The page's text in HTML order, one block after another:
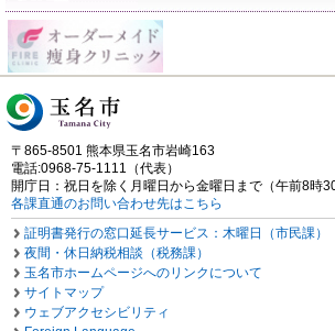
〒865-8501 熊本県玉名市岩崎163
電話:0968-75-1111（代表）
開庁日：祝日を除く月曜日から金曜日まで（午前8時
各課直通のお問い合わせ先はこちら
証明書発行の窓口延長サービス：木曜日（市民課）
夜間・休日納税相談（税務課）
玉名市ホームページへのリンクについて
サイトマップ
ウェブアクセシビリティ